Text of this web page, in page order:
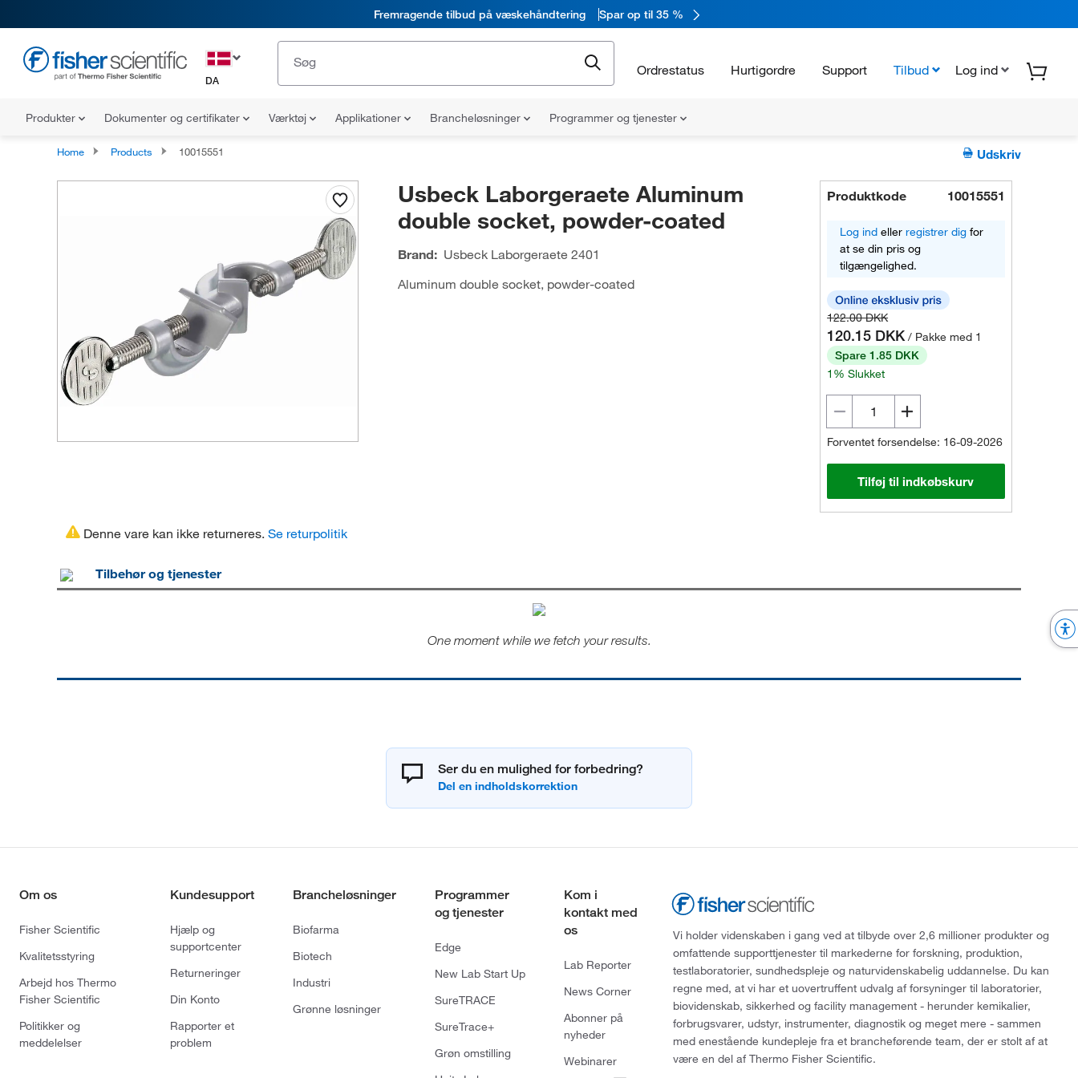
Fremragende tilbud på væskehåndtering Spar op til 35 %
DA
Ordrestatus Hurtigordre Support Tilbud Log ind
Produkter Dokumenter og certifikater Værktøj Applikationer Brancheløsninger Programmer og tjenester
Home Products 10015551 Udskriv
Usbeck Laborgeraete Aluminum
double socket, powder-coated
Brand: Usbeck Laborgeraete 2401
Aluminum double socket, powder-coated
Produktkode 10015551
Log ind ellerregistrer dig for
at se din pris og
tilgængelighed.
122.00 DKK
120.15 DKK / Pakke med 1
Spare 1.85 DKK
1% Slukket
Forventet forsendelse: 16-09-2026
Tilføj til indkøbskurv
Denne vare kan ikke returneres.Se returpolitik
Tilbehør og tjenester
One moment while we fetch your results.
Ser du en mulighed for forbedring?
Om os
Fisher Scientific
Kvalitetsstyring
Arbejd hos Thermo
Fisher Scientific
Politikker og
meddelelser
Kundesupport
Hjælp og
supportcenter
Returneringer
Din Konto
Rapporter et
problem
Brancheløsninger
Biofarma
Biotech
Industri
Grønne løsninger
Programmer
og tjenester
Edge
New Lab Start Up
SureTRACE
SureTrace+
Grøn omstilling
Kom i
kontakt med
os
Lab Reporter
News Corner
Abonner på
nyheder
Webinarer
Vi holder videnskaben i gang ved at tilbyde over 2,6 millioner produkter og
omfattende supporttjenester til markederne for forskning, produktion,
testlaboratorier, sundhedspleje og naturvidenskabelig uddannelse. Du kan
regne med, at vi har et uovertruffent udvalg af forsyninger til laboratorier,
biovidenskab, sikkerhed og facility management - herunder kemikalier,
forbrugsvarer, udstyr, instrumenter, diagnostik og meget mere - sammen
med enestående kundepleje fra et brancheførende team, der er stolt af at
være en del af Thermo Fisher Scientific.